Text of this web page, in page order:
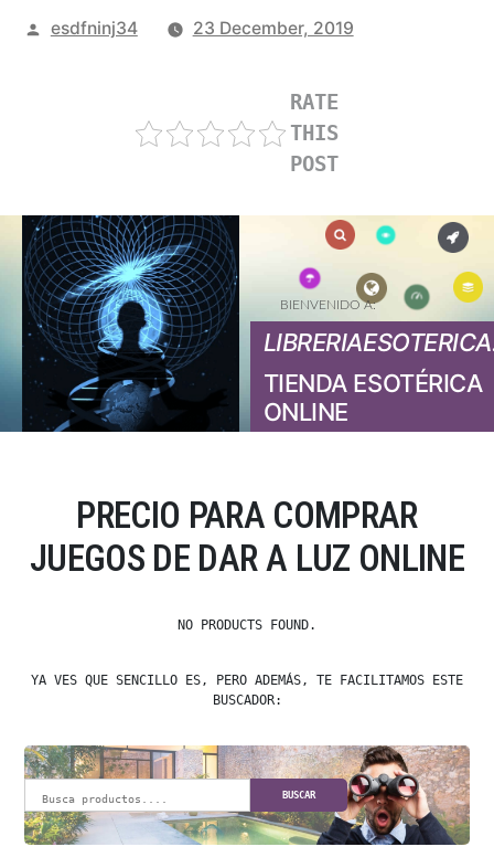
Posted
esdfninj34 23 December, 2019
RATE
THIS
POST
TIENDA ESOTÉRICA
ONLINE
BIENVENIDO A:
PRECIO PARA COMPRAR
JUEGOS DE DAR A LUZ ONLINE
NO PRODUCTS FOUND.
YA VES QUE SENCILLO ES, PERO ADEMÁS, TE FACILITAMOS ESTE
BUSCADOR:
BUSCAR